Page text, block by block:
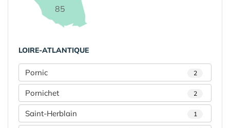
85
LOIRE-ATLANTIQUE
Pornic 2
Pornichet 2
Saint-Herblain 1